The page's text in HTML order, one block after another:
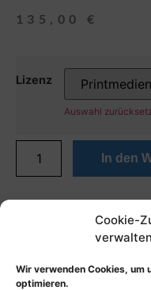
Cookie-
verwalten
Wir verwenden Cookies, um
optimieren.
135,00 €
Lizenz
Auswahl
In den